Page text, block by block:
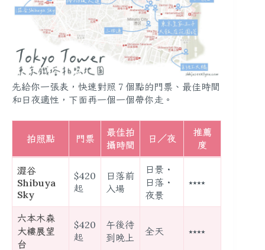
先給你一張表，快速對照 7 個點的門票、最佳時間
和日夜適性，下面再一個一個帶你走。
拍照點 門票
最佳拍
攝時間
日／夜
推薦
度
澀谷
Shibuya
Sky
$420
起
日落前
入場
日景・
日落・
夜景
⭑⭑⭑⭑
六本木森
大樓展望
台
$420
起
午後待
到晚上
全天 ⭑⭑⭑⭑